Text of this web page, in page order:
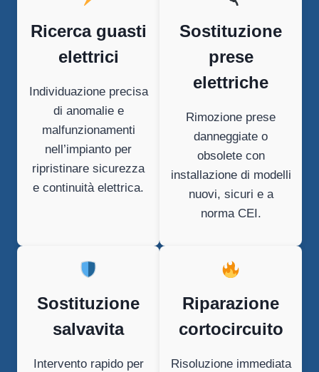
Ricerca guasti
elettrici
Individuazione precisa
di anomalie e
malfunzionamenti
nell’impianto per
ripristinare sicurezza
e continuità elettrica.
Sostituzione
prese
elettriche
Rimozione prese
danneggiate o
obsolete con
installazione di modelli
nuovi, sicuri e a
norma CEI.
Sostituzione
salvavita
Intervento rapido per
Riparazione
cortocircuito
Risoluzione immediata